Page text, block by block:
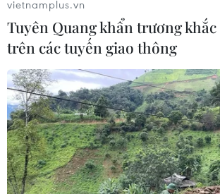
Bộ Xây dựng nói gì về việc đạp thốc
ga khi đưa xe ôtô đi đăng kiểm?
25/07/2026 03:28
Cổ phiếu Tesla lao dốc, vốn hóa thị
trường "bốc hơi" hơn 140 tỷ USD
24/07/2026 14:55
vietnamplus.vn
Tuyên Quang khẩn trương
trên các tuyến giao thông